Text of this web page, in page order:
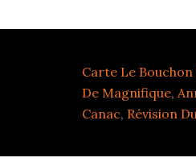
Carte Le
De Magnifique,
Canac, Révision